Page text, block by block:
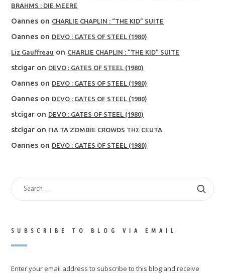
BRAHMS : DIE MEERE
Oannes on CHARLIE CHAPLIN : “THE KID” SUITE
Oannes on DEVO : GATES OF STEEL (1980)
Liz Gauffreau on CHARLIE CHAPLIN : “THE KID” SUITE
stcigar on DEVO : GATES OF STEEL (1980)
Oannes on DEVO : GATES OF STEEL (1980)
Oannes on DEVO : GATES OF STEEL (1980)
stcigar on DEVO : GATES OF STEEL (1980)
stcigar on ΓΙΑ ΤΑ ZOMBIE CROWDS ΤΗΣ CEUTA
Oannes on DEVO : GATES OF STEEL (1980)
SEARCH
FOR:
SUBSCRIBE TO BLOG VIA EMAIL
Enter your email address to subscribe to this blog and receive